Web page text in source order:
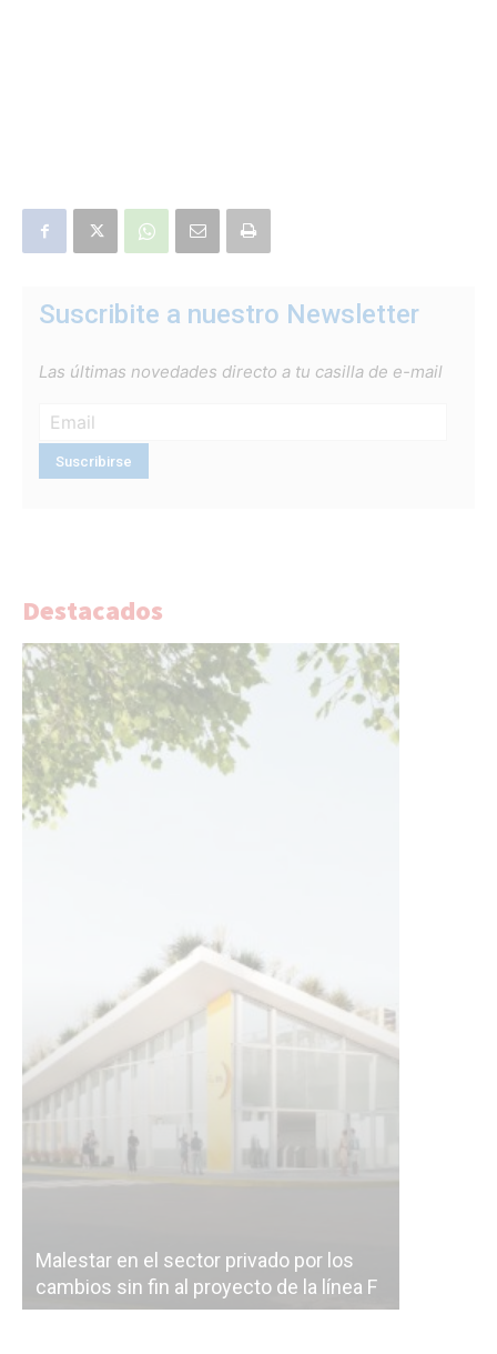
Suscribite a nuestro Newsletter
Las últimas novedades directo a tu casilla de e-mail
Destacados
Malestar en el sector privado por los
cambios sin fin al proyecto de la línea F